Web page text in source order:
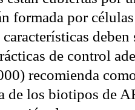
formada por
características
de control
recomienda
de los biotipos de